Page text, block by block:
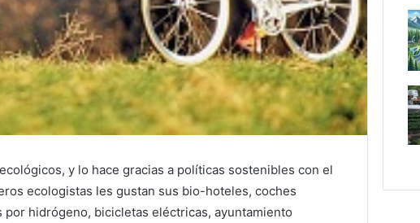
y lo hace gracias a políticas sostenibles con el
ecologistas les gustan sus bio-hoteles, coches
hidrógeno, bicicletas eléctricas, ayuntamiento